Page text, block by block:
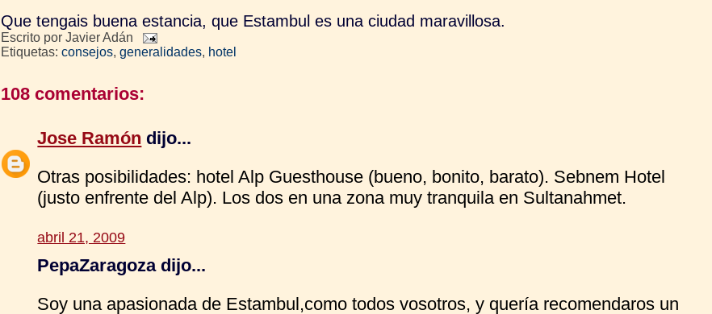
Que tengais buena estancia, que Estambul es una ciudad maravillosa.
Escrito porJavier Adán
Etiquetas:consejos,generalidades, hotel
108 comentarios:
Jose Ramón dijo...
Otras posibilidades: hotel Alp Guesthouse (bueno, bonito, barato). Sebnem Hotel
(justo enfrente del Alp). Los dos en una zona muy tranquila en Sultanahmet.
abril 21, 2009
PepaZaragoza dijo...
Soy una apasionada de Estambul,como todos vosotros, y quería recomendaros un